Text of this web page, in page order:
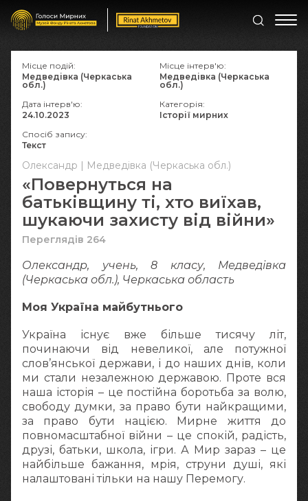
Олександр | Медведівка (Черкаська обл.)
«Повернуться на
батьківщину ті, хто виїхав,
шукаючи захисту від війни»
Переглядів 264
Олександр, учень, 8 класу, Медведівка
(Черкаська обл.), Черкаська область
Моя Україна майбутнього
Україна існує вже більше тисячу літ,
починаючи від невеликої, але потужної
слов’янської держави, і до наших днів, коли
ми стали незалежною державою. Проте вся
наша історія – це постійна боротьба за волю,
свободу думки, за право бути найкращими,
за право бути нацією. Мирне життя до
повномасштабної війни – це спокій, радість,
друзі, батьки, школа, ігри. А Мир зараз – це
найбільше бажання, мрія, струни душі, які
налаштовані тільки на нашу Перемогу.
Місце подій:
Медведівка (Черкаська
обл.)
Місце інтерв'ю:
Медведівка (Черкаська
обл.)
Дата інтерв'ю:
24.10.2023
Категорія:
Історії мирних
Спосіб запису:
Текст